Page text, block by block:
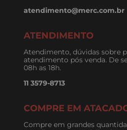
atendimento@merc.com.br
ATENDIMENTO
Atendimento, dúvidas sobre
atendimento pós venda. De
08h as 18h.
11 3579-8713
COMPRE EM
Compre em grandes